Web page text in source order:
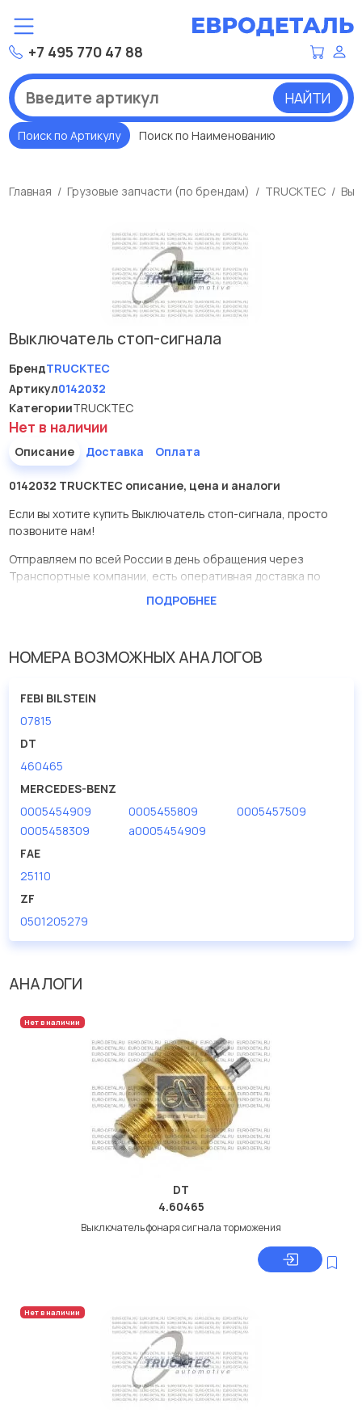
+7 495 770 47 88
НАЙТИ
Поиск по Артикулу Поиск по Наименованию
Главная Грузовые запчасти (по брендам) TRUCKTEC
Выключатель стоп-сигнала
БрендTRUCKTEC
Артикул0142032
КатегорииTRUCKTEC
Нет в наличии
Описание Доставка Оплата
0142032 TRUCKTEC описание, цена и аналоги
Если вы хотите купить Выключатель стоп-сигнала, просто
позвоните нам!
Отправляем по всей России в день обращения через
Транспортные компании, есть оперативная доставка по
У данной детали есть аналоги с номерами, убедитесь сами.
представлены в большом ассортименте.
Мы продаем сертифицированные колодки тормозные
дисковые с гарантией от производителя TRUCKTEC.
Производитель
ПОДРОБНЕЕ
НОМЕРА ВОЗМОЖНЫХ АНАЛОГОВ
FEBI BILSTEIN
07815
DT
460465
MERCEDES-BENZ
0005454909
0005455809
0005457509
0005458309
a0005454909
FAE
25110
ZF
0501205279
АНАЛОГИ
Нет в наличии
DT
4.60465
Выключатель фонаря сигнала торможения
Нет в наличии